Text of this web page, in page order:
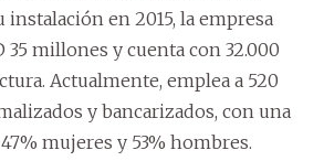
instalación en 2015, la empresa
35 millones y cuenta con 32.000
Actualmente, emplea a 520
y bancarizados, con una
mujeres y 53% hombres.